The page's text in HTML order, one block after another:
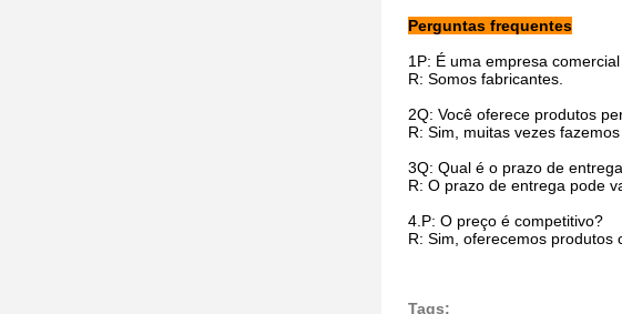
Perguntas frequentes
1P: É uma empresa
R: Somos fabricantes.
2Q: Você oferece produtos
R: Sim, muitas vezes
3Q: Qual é o prazo de
R: O prazo de entrega pode
4. P: O preço é competitivo?
R: Sim, oferecemos produtos
Tags: